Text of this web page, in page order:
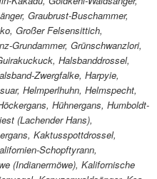
Graubrust-Buschammer,
Großer Felsensittich,
Grundammer, Grünschwanzlori,
Halsbanddrossel,
Zwergfalke, Harpyie,
Helmperlhuhn, Helmspecht,
Hühnergans, Humboldt-
(Lachender Hans),
Kaktusspottdrossel,
Schopftyrann,
(Indianermöwe), Kalifornische